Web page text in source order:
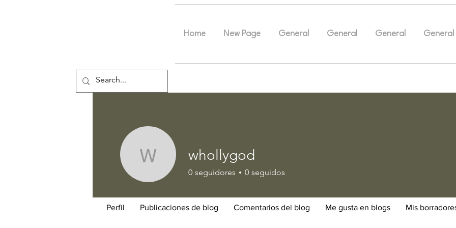
Home New Page General General General General
whollygod
whollygod
0 seguidores 0 seguidos
Perfil Publicaciones de blog Comentarios del blog Me gusta en blogs Mis